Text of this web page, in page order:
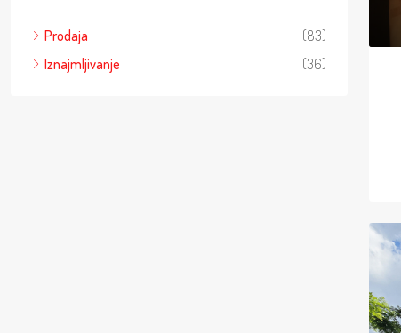
Prodaja
(83)
Iznajmljivanje
(36)